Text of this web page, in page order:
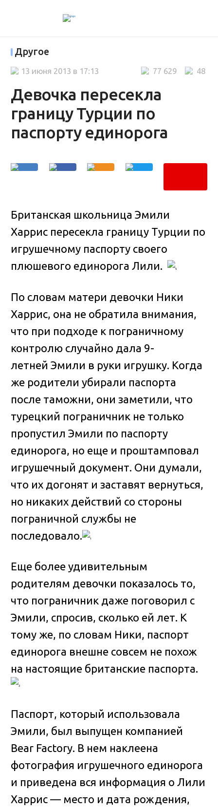
Другое
Девочка пересекла
границу Турции по
паспорту единорога
48
77 629
13 июня 2013 в 17:13
Британская школьница Эмили
Харрис пересекла границу Турции по
игрушечному паспорту своего
плюшевого единорога Лили.
По словам матери девочки Ники
Харрис, она не обратила внимания,
что при подходе к пограничному
контролю случайно дала 9-
летней Эмили в руки игрушку. Когда
же родители убирали паспорта
после таможни, они заметили, что
турецкий пограничник не только
пропустил Эмили по паспорту
единорога, но еще и проштамповал
игрушечный документ. Они думали,
что их догонят и заставят вернуться,
но никаких действий со стороны
пограничной службы не
последовало.
Еще более удивительным
родителям девочки показалось то,
что пограничник даже поговорил с
Эмили, спросив, сколько ей лет. К
тому же, по словам Ники, паспорт
единорога внешне совсем не похож
на настоящие британские паспорта.
Паспорт, который использовала
Эмили, был выпущен компанией
Bear Factory. В нем наклеена
фотография игрушечного единорога
и приведена вся информация о Лили
Харрис — место и дата рождения,